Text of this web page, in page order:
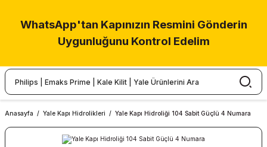
Anasayfa Yale Kapı Hidrolikleri Yale Kapı Hidroliği 104 Sabit Güçlü 4 Numara
WhatsApp'tan Kapınızın Resmini Gönderin
Uygunluğunu Kontrol Edelim